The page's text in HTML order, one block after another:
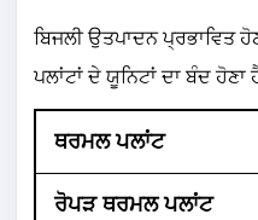
ਬਿਜਲੀ ਉਤਪਾਦਨ ਪ੍ਰਭਾਵਿਤ
ਪਲਾਂਟਾਂ ਦੇ ਯੂਨਿਟਾਂ ਦਾ ਬੰਦ ਹੋਣਾ
ਥਰਮਲ ਪਲਾਂਟ
ਰੋਪੜ ਥਰਮਲ ਪਲਾਂਟ